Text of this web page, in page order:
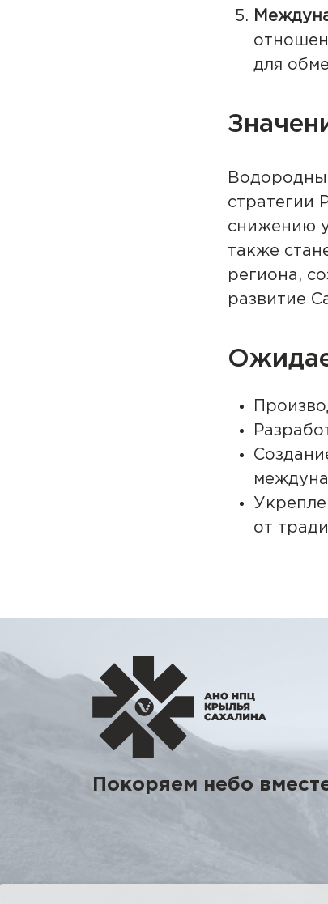
для
стратегии
снижению
также
региона,
развитие
от
Покоряем небо